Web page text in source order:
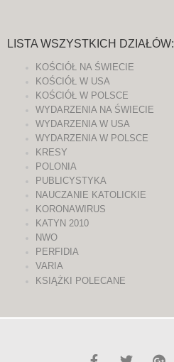
LISTA WSZYSTKICH DZIAŁÓW:
KOŚCIÓŁ NA ŚWIECIE
KOŚCIÓŁ W USA
KOŚCIÓŁ W POLSCE
WYDARZENIA NA ŚWIECIE
WYDARZENIA W USA
WYDARZENIA W POLSCE
KRESY
POLONIA
PUBLICYSTYKA
NAUCZANIE KATOLICKIE
KORONAWIRUS
KATYN 2010
NWO
PERFIDIA
VARIA
KSIĄŻKI POLECANE